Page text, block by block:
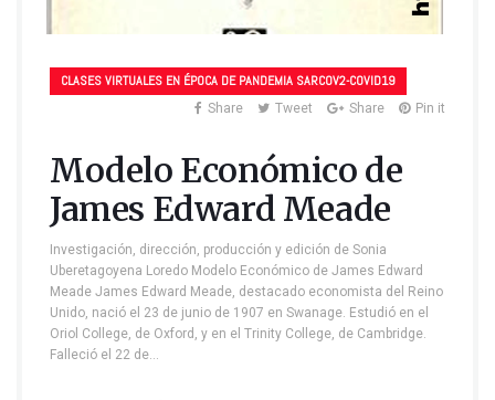
CLASES VIRTUALES EN ÉPOCA DE PANDEMIA SARCOV2-COVID19
Share Tweet Share Pin it
Modelo Económico de
James Edward Meade
Investigación, dirección, producción y edición de Sonia
Uberetagoyena Loredo Modelo Económico de James Edward
Meade James Edward Meade, destacado economista del Reino
Unido, nació el 23 de junio de 1907 en Swanage. Estudió en el
Oriol College, de Oxford, y en el Trinity College, de Cambridge.
Falleció el 22 de…